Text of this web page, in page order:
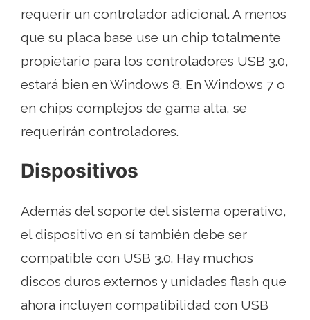
requerir un controlador adicional. A menos
que su placa base use un chip totalmente
propietario para los controladores USB 3.0,
estará bien en Windows 8. En Windows 7 o
en chips complejos de gama alta, se
requerirán controladores.
Dispositivos
Además del soporte del sistema operativo,
el dispositivo en sí también debe ser
compatible con USB 3.0. Hay muchos
discos duros externos y unidades flash que
ahora incluyen compatibilidad con USB